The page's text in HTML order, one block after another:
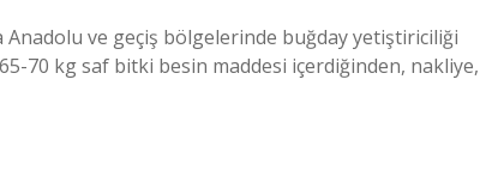
ve geçiş bölgelerinde buğday yetiştiriciliği
70 kg saf bitki besin maddesi içerdiğinden, nakliye,